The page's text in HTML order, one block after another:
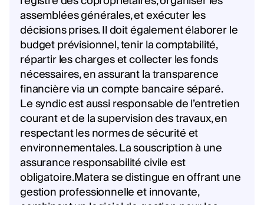
assemblées générales, et exécuter les
décisions prises. Il doit également élaborer le
budget prévisionnel, tenir la comptabilité,
répartir les charges et collecter les fonds
nécessaires, en assurant la transparence
financière via un compte bancaire séparé.
Le syndic est aussi responsable de l’entretien
courant et de la supervision des travaux, en
respectant les normes de sécurité et
environnementales. La souscription à une
assurance responsabilité civile est
obligatoire.Matera se distingue en offrant une
gestion professionnelle et innovante,